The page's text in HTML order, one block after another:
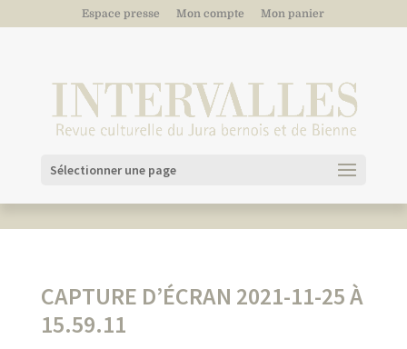
Espace presse Mon compte Mon panier
Sélectionner une page
CAPTURE D’ÉCRAN 2021-11-25 À
15.59.11